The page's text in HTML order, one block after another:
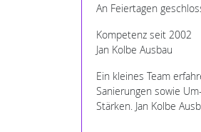
An Feiertagen
Kompetenz seit 2002
Jan Kolbe Ausbau
Ein kleines Team
Sanierungen sowie
Stärken. Jan Kolbe